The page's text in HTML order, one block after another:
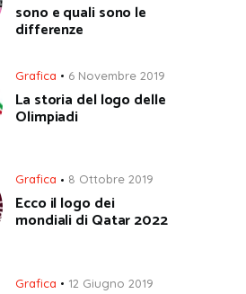
sono e quali sono le
differenze
Grafica 6 Novembre 2019
La storia del logo delle
Olimpiadi
Grafica 8 Ottobre 2019
Ecco il logo dei
mondiali di Qatar 2022
Grafica 12 Giugno 2019